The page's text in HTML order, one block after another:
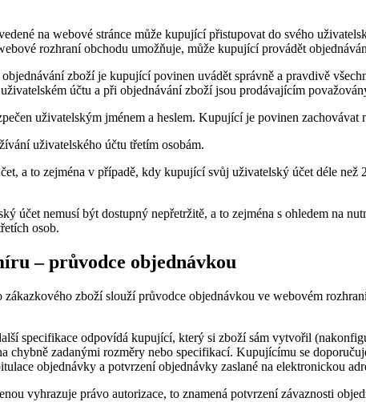
na webové stránce může kupující přistupovat do svého
rozhraní obchodu umožňuje, může kupující provádět
zboží je kupující povinen uvádět správně a pravdivě
účtu a při objednávání zboží jsou prodávajícím
uživatelským jménem a heslem. Kupující je povinen
uživatelského účtu třetím osobám.
a to zejména v případě, kdy kupující svůj uživatelský účet déle
účet nemusí být dostupný nepřetržitě, a to zejména s ohledem na
osob.
– průvodce objednávkou
zboží slouží průvodce objednávkou ve webovém
specifikace odpovídá kupující, který si zboží sám vytvořil
chybně zadanými rozměry nebo specifikací. Kupujícímu se
objednávky a potvrzení objednávky zaslané na elektronickou
vyhrazuje právo autorizace, to znamená potvrzení závaznosti